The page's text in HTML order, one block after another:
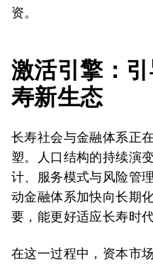
资。
激活引擎：
寿新生态
长寿社会与金融体系正
塑。人口结构的持续演
计、服务模式与风险管
动金融体系加快向长期
要，能更好适应长寿时代
在这一过程中，资本市